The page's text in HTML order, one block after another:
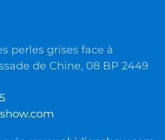
perles grises face à
de Chine, 08 BP 2449